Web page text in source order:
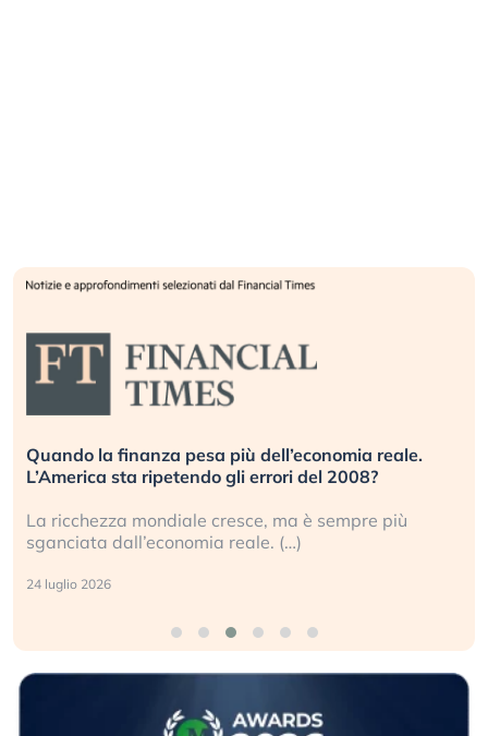
Quando la finanza pesa più dell’economia reale.
L’America sta ripetendo gli errori del 2008?
La ricchezza mondiale cresce, ma è sempre più
sganciata dall’economia reale. (…)
24 luglio 2026